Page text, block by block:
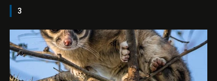
3